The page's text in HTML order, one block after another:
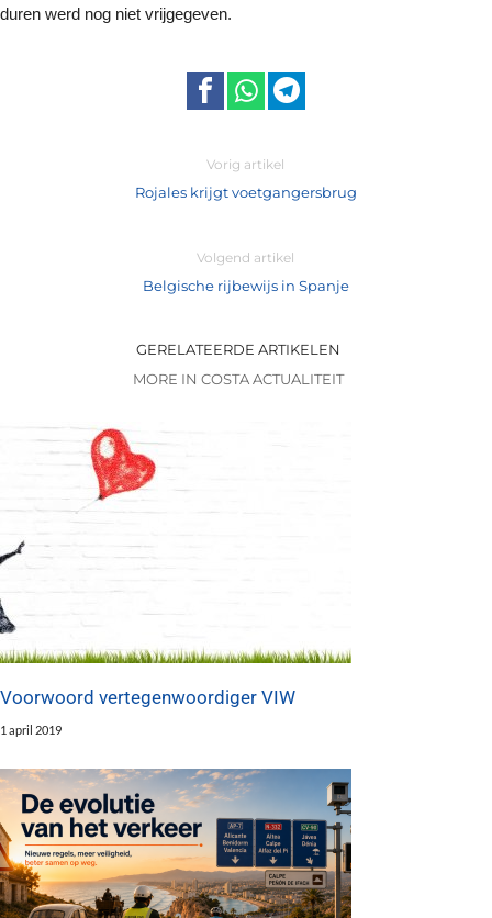
duren werd nog niet vrijgegeven.
Vorig artikel
Rojales krijgt voetgangersbrug
Volgend artikel
Belgische rijbewijs in Spanje
GERELATEERDE ARTIKELEN
MORE IN COSTA ACTUALITEIT
Voorwoord vertegenwoordiger VIW
1 april 2019